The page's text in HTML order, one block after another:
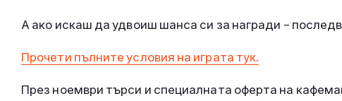
А ако искаш да удвоиш шанса си за награди –
Прочети пълните условия на играта тук.
През ноември търси и специалната оферта на